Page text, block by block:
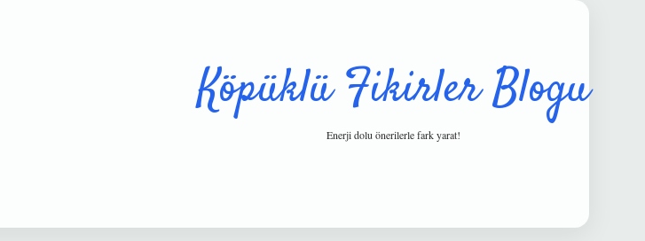
Köpüklü Fikirler Blogu
Enerji dolu önerilerle fark yarat!